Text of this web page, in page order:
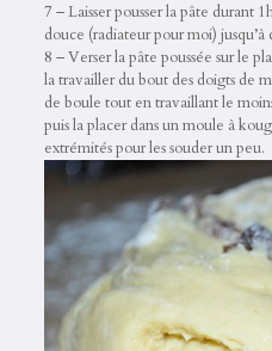
7 – Laisser pousser la pâte durant
douce (radiateur pour moi)
8 – Verser la pâte poussée sur le
la travailler du bout des doigts de
de boule tout en travaillant le
puis la placer dans un moule à
extrémités pour les souder un peu.